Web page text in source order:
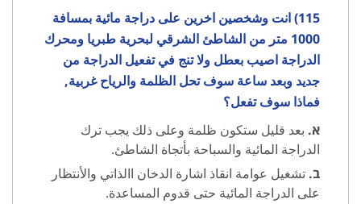
115) انت وشخصين اخرين على دراجة مائية بمسافة
1000 متر من الشاطئ الشرقي لبحرية طبريا ومحرك
الدراجة اصيب بعطل ولا تنج في تفعيل الدراجة من
جديد وبعد ساعة سوف تحل الظلمة والرياح غربية,
فماذا سوف تفعل؟
א. بعد قليل ستكون ظلمة وعلى ذلك يجب ترك
الدراجة المائية والسباحة بأتجاة الشاطئ.
ב. تشغيل عوامة انقاذ اشارة الدخان االذاتي والأنتظار
على الدراجة المائية حتى قدوم المساعدة.